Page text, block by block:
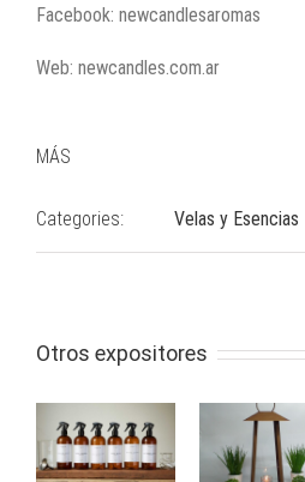
Facebook: newcandlesaromas
Web: newcandles.com.ar
MÁS
Categories: Velas y Esencias
Otros expositores